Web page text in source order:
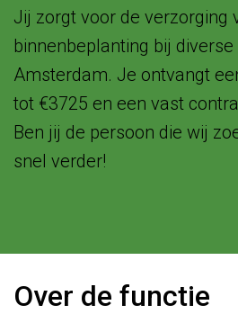
Jij zorgt voor de verzorging
binnenbeplanting bij
Amsterdam. Je ontvangt
tot €3725 en een vast
Ben jij de persoon die wij
snel verder!
Over de functie